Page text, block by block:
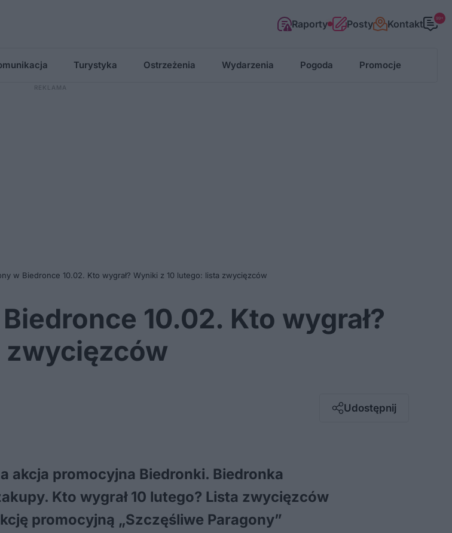
Raporty Posty Kontakt 99+
Turystyka Ostrzeżenia Wydarzenia Pogoda Promocje
w Biedronce 10.02. Kto wygrał? Wyniki z 10 lutego: lista zwycięzców
10.02. Kto wygrał?
zwycięzców
Udostępnij
Messenger
akcja promocyjna Biedronki. Biedronka
Kto wygrał 10 lutego? Lista zwycięzców
promocyjną „Szczęśliwe Paragony”